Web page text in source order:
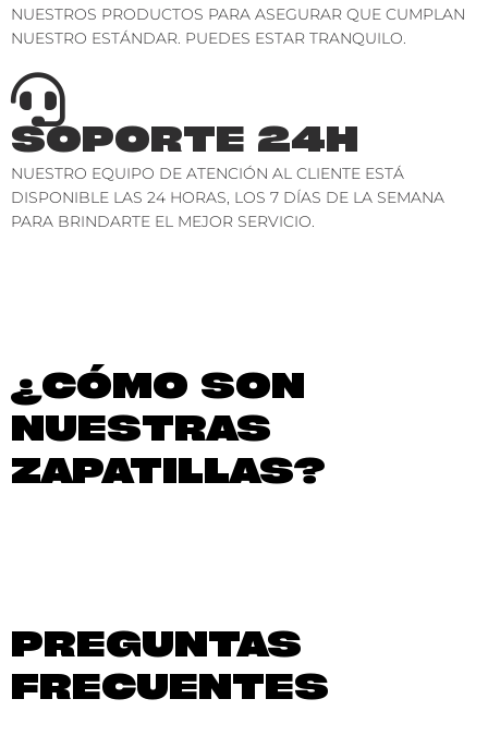
NUESTROS PRODUCTOS PARA ASEGURAR QUE CUMPLAN
NUESTRO ESTÁNDAR. PUEDES ESTAR TRANQUILO.
SOPORTE 24H
NUESTRO EQUIPO DE ATENCIÓN AL CLIENTE ESTÁ
DISPONIBLE LAS 24 HORAS, LOS 7 DÍAS DE LA SEMANA
PARA BRINDARTE EL MEJOR SERVICIO.
¿CÓMO SON
NUESTRAS
ZAPATILLAS?
PREGUNTAS
FRECUENTES